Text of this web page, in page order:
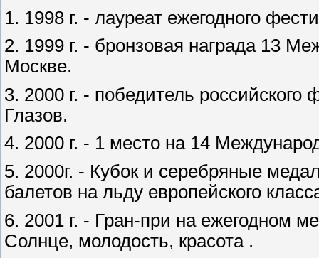
1. 1998 г. - лауреат ежегодного
2. 1999 г. - бронзовая награда 13
Москве.
3. 2000 г. - победитель
Глазов.
4. 2000 г. - 1 место на 14
5. 2000г. - Кубок и серебряные
балетов на льду европейского
6. 2001 г. - Гран-при на ежегодном
Солнце, молодость, красота .